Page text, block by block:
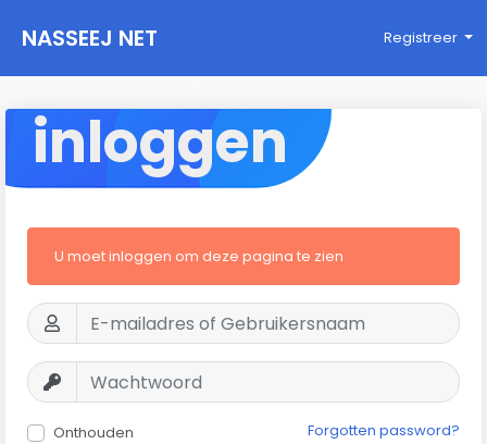
NASSEEJ NET Registreer
inloggen
U moet inloggen om deze pagina te zien
Onthouden Forgotten password?